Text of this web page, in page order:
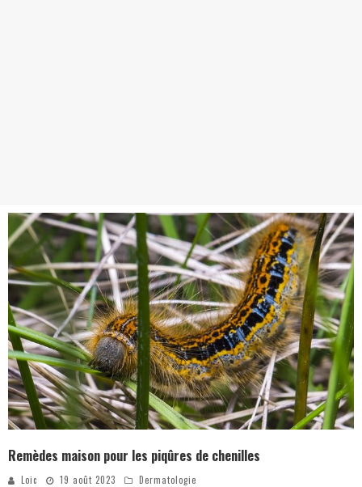
Remèdes maison pour les piqûres de chenilles
Loic 19 août 2023 Dermatologie